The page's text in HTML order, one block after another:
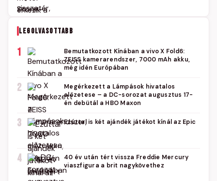
LEGOLVASOTTABB
1
Bemutatkozott Kínában a vivo X Fold6:
ZEISS kamerarendszer, 7000 mAh akku,
még idén Európában
2
Megérkezett a Lámpások hivatalos
előzetese – a DC-sorozat augusztus 17-
én debütál a HBO Maxon
3 Ezúttal is két ajándék játékot kínál az Epic
4
40 év után tért vissza Freddie Mercury
viaszfigura a brit nagykövethez